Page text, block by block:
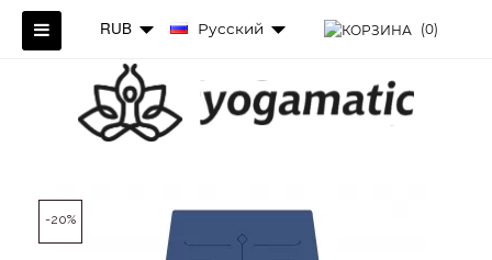
RUB Русский (0)
-20%